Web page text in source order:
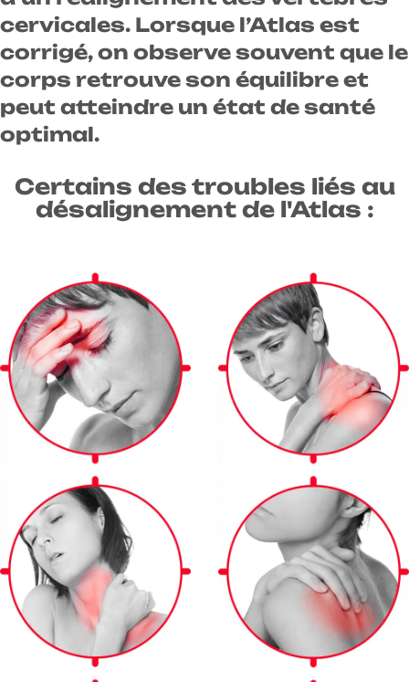
cervicales. Lorsque l’Atlas est
corrigé, on observe souvent que le
corps retrouve son équilibre et
peut atteindre un état de santé
optimal.
Certains des troubles liés au
désalignement de l'Atlas :